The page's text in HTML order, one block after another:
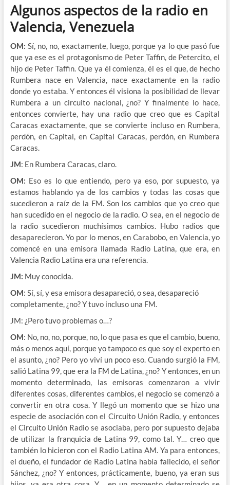
Algunos aspectos de la radio en
Valencia, Venezuela
OM: Sí, no, no, exactamente, luego, porque ya lo que pasó fue
que ya ese es el protagonismo de Peter Taffin, de Petercito, el
hijo de Peter Taffin. Que ya él comienza, él es el que, de hecho
Rumbera nace en Valencia, nace exactamente en la radio
donde yo estaba. Y entonces él visiona la posibilidad de llevar
Rumbera a un circuito nacional, ¿no? Y finalmente lo hace,
entonces convierte, hay una radio que creo que es Capital
Caracas exactamente, que se convierte incluso en Rumbera,
perdón, en Capital, en Capital Caracas, perdón, en Rumbera
Caracas.
JM: En Rumbera Caracas, claro.
OM: Eso es lo que entiendo, pero ya eso, por supuesto, ya
estamos hablando ya de los cambios y todas las cosas que
sucedieron a raíz de la FM. Son los cambios que yo creo que
han sucedido en el negocio de la radio. O sea, en el negocio de
la radio sucedieron muchísimos cambios. Hubo radios que
desaparecieron. Yo por lo menos, en Carabobo, en Valencia, yo
comencé en una emisora llamada Radio Latina, que era, en
Valencia Radio Latina era una referencia.
JM: Muy conocida.
OM: Sí, sí, y esa emisora desapareció, o sea, desapareció
completamente, ¿no? Y tuvo incluso una FM.
JM: ¿Pero tuvo problemas o…?
OM: No, no, no, porque, no, lo que pasa es que el cambio, bueno,
más o menos aquí, porque yo tampoco es que soy el experto en
el asunto, ¿no? Pero yo viví un poco eso. Cuando surgió la FM,
salió Latina 99, que era la FM de Latina, ¿no? Y entonces, en un
momento determinado, las emisoras comenzaron a vivir
diferentes cosas, diferentes cambios, el negocio se comenzó a
convertir en otra cosa. Y llegó un momento que se hizo una
especie de asociación con el Circuito Unión Radio, y entonces
el Circuito Unión Radio se asociaba, pero por supuesto dejaba
de utilizar la franquicia de Latina 99, como tal. Y… creo que
también lo hicieron con el Radio Latina AM. Ya para entonces,
el dueño, el fundador de Radio Latina había fallecido, el señor
Sánchez, ¿no? Y entonces, prácticamente, bueno, ya eran sus